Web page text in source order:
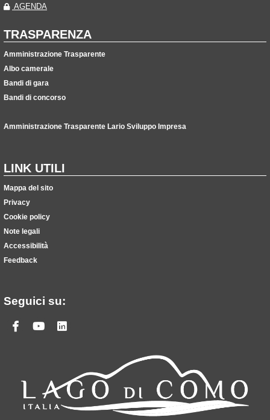
AGENDA
TRASPARENZA
Amministrazione Trasparente
Albo camerale
Bandi di gara
Bandi di concorso
Amministrazione Trasparente Lario Sviluppo Impresa
LINK UTILI
Mappa del sito
Privacy
Cookie policy
Note legali
Accessibilità
Feedback
Seguici su:
Facebook
Youtube